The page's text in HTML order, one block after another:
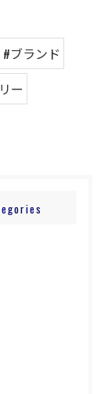
#ブランド
ー